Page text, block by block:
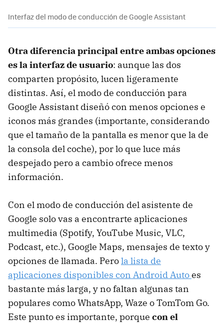
Interfaz del modo de conducción de Google Assistant
Otra diferencia principal entre ambas opciones
es la interfaz de usuario: aunque las dos
comparten propósito, lucen ligeramente
distintas. Así, el modo de conducción para
Google Assistant diseñó con menos opciones e
iconos más grandes (importante, considerando
que el tamaño de la pantalla es menor que la de
la consola del coche), por lo que luce más
despejado pero a cambio ofrece menos
información.
Con el modo de conducción del asistente de
Google solo vas a encontrarte aplicaciones
multimedia (Spotify, YouTube Music, VLC,
Podcast, etc.), Google Maps, mensajes de texto y
opciones de llamada. Perola lista de
aplicaciones disponibles con Android Autoes
bastante más larga, y no faltan algunas tan
populares como WhatsApp, Waze o TomTom Go.
Este punto es importante, porque con el